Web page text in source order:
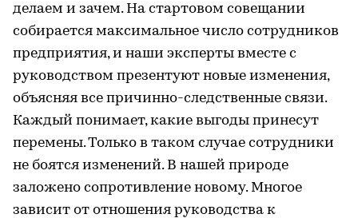
делаем и зачем. На стартовом совещании
собирается максимальное число сотрудников
предприятия, и наши эксперты вместе с
руководством презентуют новые изменения,
объясняя все причинно-следственные связи.
Каждый понимает, какие выгоды принесут
перемены. Только в таком случае сотрудники
не боятся изменений. В нашей природе
заложено сопротивление новому. Многое
зависит от отношения руководства к